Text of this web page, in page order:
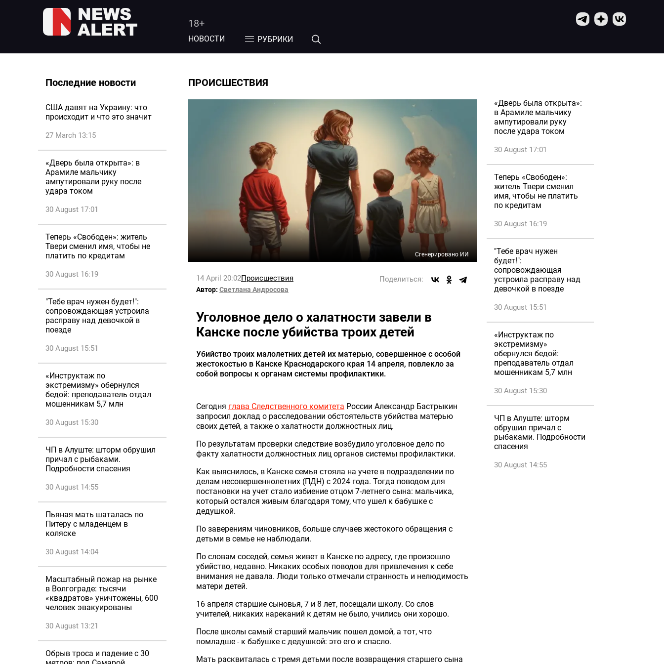
18+
НОВОСТИ РУБРИКИ
Последние новости
США давят на Украину: что
происходит и что это значит
27 March 13:15
«Дверь была открыта»: в
Арамиле мальчику
ампутировали руку после
удара током
30 August 17:01
Теперь «Свободен»: житель
Твери сменил имя, чтобы не
платить по кредитам
30 August 16:19
"Тебе врач нужен будет!":
сопровождающая устроила
расправу над девочкой в
поезде
30 August 15:51
«Инструктаж по
экстремизму» обернулся
бедой: преподаватель отдал
мошенникам 5,7 млн
30 August 15:30
ЧП в Алуште: шторм обрушил
причал с рыбаками.
Подробности спасения
30 August 14:55
Пьяная мать шаталась по
Питеру с младенцем в
коляске
30 August 14:04
Масштабный пожар на рынке
в Волгограде: тысячи
«квадратов» уничтожены, 600
человек эвакуированы
30 August 13:21
Обрыв троса и падение с 30
ПРОИСШЕСТВИЯ
Сгенерировано ИИ
14 April 20:02Происшествия Поделиться:
Автор: Светлана Андросова
Уголовное дело о халатности завели в
Канске после убийства троих детей
Убийство троих малолетних детей их матерью, совершенное с особой
жестокостью в Канске Краснодарского края 14 апреля, повлекло за
собой вопросы к органам системы профилактики.
Сегодня глава Следственного комитета России Александр Бастрыкин
запросил доклад о расследовании обстоятельств убийства матерью
своих детей, а также о халатности должностных лиц.
По результатам проверки следствие возбудило уголовное дело по
факту халатности должностных лиц органов системы профилактики.
Как выяснилось, в Канске семья стояла на учете в подразделении по
делам несовершеннолетних (ПДН) с 2024 года. Тогда поводом для
постановки на учет стало избиение отцом 7-летнего сына: мальчика,
который остался живым благодаря тому, что ушел к бабушке с
дедушкой.
По заверениям чиновников, больше случаев жестокого обращения с
детьми в семье не наблюдали.
По словам соседей, семья живет в Канске по адресу, где произошло
убийство, недавно. Никаких особых поводов для привлечения к себе
внимания не давала. Люди только отмечали странность и нелюдимость
матери детей.
16 апреля старшие сыновья, 7 и 8 лет, посещали школу. Со слов
учителей, никаких нареканий к детям не было, учились они хорошо.
После школы самый старший мальчик пошел домой, а тот, что
помладше - к бабушке с дедушкой: это его и спасло.
Мать расквиталась с тремя детьми после возвращения старшего сына
«Дверь была открыта»:
в Арамиле мальчику
ампутировали руку
после удара током
30 August 17:01
Теперь «Свободен»:
житель Твери сменил
имя, чтобы не платить
по кредитам
30 August 16:19
"Тебе врач нужен
будет!":
сопровождающая
устроила расправу над
девочкой в поезде
30 August 15:51
«Инструктаж по
экстремизму»
обернулся бедой:
преподаватель отдал
мошенникам 5,7 млн
30 August 15:30
ЧП в Алуште: шторм
обрушил причал с
рыбаками. Подробности
спасения
30 August 14:55